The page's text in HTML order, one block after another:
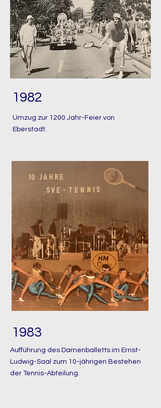
Umzug zur 1200 Jahr-Feier von
Eberstadt.
1982
1983
Aufführung des Damenballetts im Ernst-
Ludwig-Saal zum 10-jährigen Bestehen
der Tennis-Abteilung.